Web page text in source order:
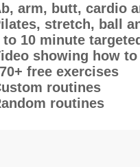
arm, butt, cardio
stretch, ball
to 10 minute
showing how
free exercises
routines
routines